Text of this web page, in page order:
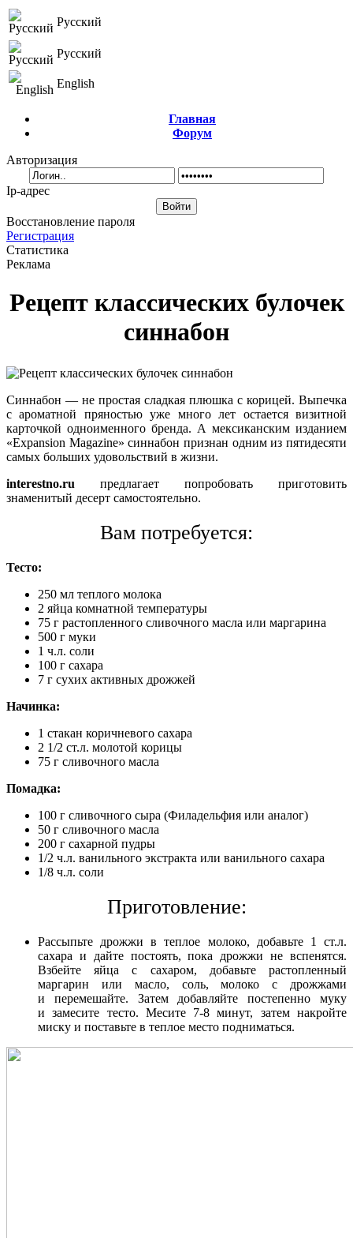
Русский
Русский
English
Главная
Форум
Авторизация
Ip-адрес
Восстановление пароля
Регистрация
Статистика
Реклама
Рецепт классических булочек
cиннабон
Синнабон — не простая сладкая плюшка с корицей. Выпечка
с ароматной пряностью уже много лет остается визитной
карточкой одноименного бренда. А мексиканским изданием
«Expansion Magazine» синнабон признан одним из пятидесяти
самых больших удовольствий в жизни.
interestno.ru предлагает попробовать приготовить
знаменитый десерт самостоятельно.
Вам потребуется:
Тесто:
250 мл теплого молока
2 яйца комнатной температуры
75 г растопленного сливочного масла или маргарина
500 г муки
1 ч.л. соли
100 г сахара
7 г сухих активных дрожжей
Начинка:
1 стакан коричневого сахара
2 1/2 ст.л. молотой корицы
75 г сливочного масла
Помадка:
100 г сливочного сыра (Филадельфия или аналог)
50 г сливочного масла
200 г сахарной пудры
1/2 ч.л. ванильного экстракта или ванильного сахара
1/8 ч.л. соли
Приготовление:
Рассыпьте дрожжи в теплое молоко, добавьте 1 ст.л.
сахара и дайте постоять, пока дрожжи не вспенятся.
Взбейте яйца с сахаром, добавьте растопленный
маргарин или масло, соль, молоко с дрожжами
и перемешайте. Затем добавляйте постепенно муку
и замесите тесто. Месите 7-8 минут, затем накройте
миску и поставьте в теплое место подниматься.